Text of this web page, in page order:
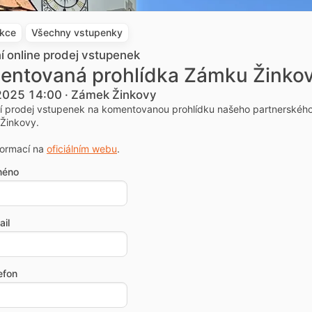
Všechny vstupenky
online prodej vstupenek
prohlídka Zámku
14:00 · Zámek Žinkovy
prodej vstupenek na komentovanou prohlídku našeho
na oficiálním webu.